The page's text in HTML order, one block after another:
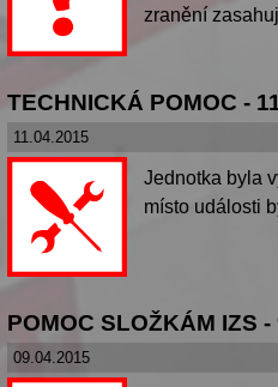
zranění
TECHNICKÁ POMOC -
11.04.2015
Jednotka byla
místo události
POMOC SLOŽKÁM IZS -
09.04.2015